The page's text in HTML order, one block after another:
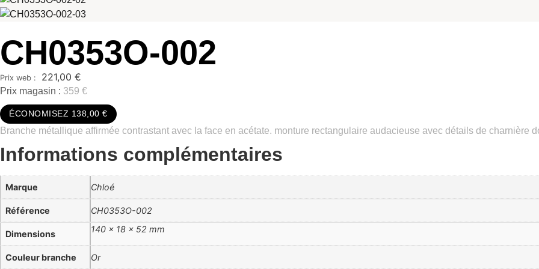
CH0353O-002
221,00 €
Prix magasin : 359 €
ÉCONOMISEZ 138,00 €
Branche métallique affirmée contrastant avec la face en acétate. monture rectangulaire audacieuse avec détails de charnière
Informations complémentaires
Référence CH0353O-002
Dimensions 140 × 18 × 52 mm
Couleur branche Or
Marque Chloé